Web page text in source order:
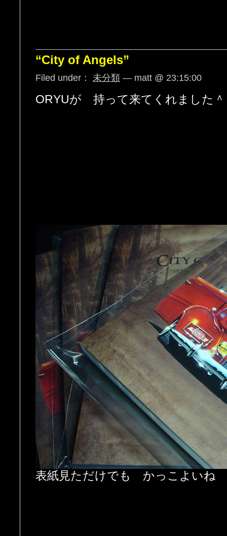
“City of Angels”
Filed under： 未分類 — matt @ 23:15:00
ORYUが 持って来てくれました
表紙見ただけでも かっこよいね